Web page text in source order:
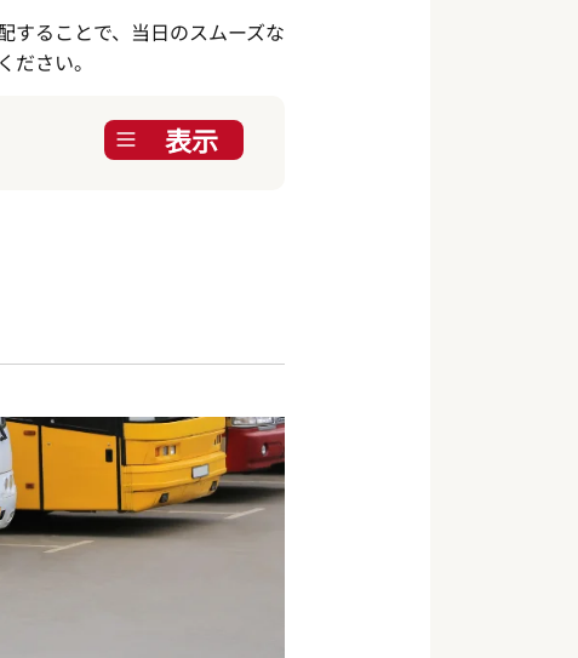
することで、当日のスムーズな
さい。
表示